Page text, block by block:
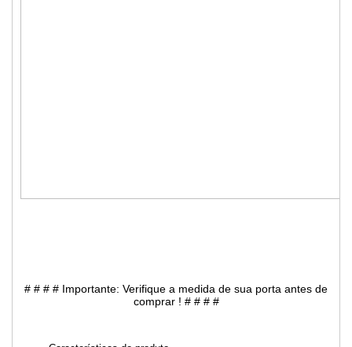
# # # # Importante: Verifique a medida de sua porta antes de
comprar ! # # # #